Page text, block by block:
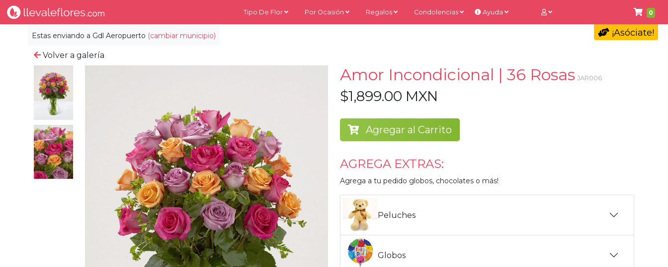
0
Estas enviando a Gdl Aeropuerto (cambiar municipio)
Tipo De Flor Por Ocasión Regalos Condolencias Ayuda
¡Asóciate!
Volver a galería
Amor Incondicional | 36 Rosas JAR006
$1,899.00 MXN
Agregar al Carrito
AGREGA EXTRAS:
Agrega a tu pedido globos, chocolates o más!
Peluches
Globos